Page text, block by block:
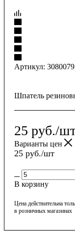
Артикул: 3080079
Шпатель
25 руб./
Варианты цен
25 руб./шт
В корзину
Цена действительна
в розничных магазинах